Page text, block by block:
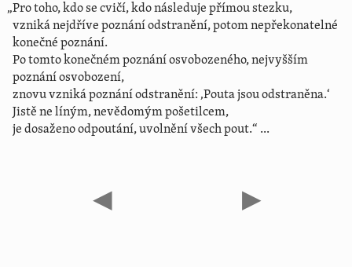
„Pro toho, kdo se cvičí, kdo následuje přímou stezku,
vzniká nejdříve poznání odstranění, potom nepřekonatelné
konečné poznání.
Po tomto konečném poznání osvobozeného, nejvyšším
poznání osvobození,
znovu vzniká poznání odstranění: ‚Pouta jsou odstraněna.‘
Jistě ne líným, nevědomým pošetilcem,
je dosaženo odpoutání, uvolnění všech pout.“ ...
◀ ▶